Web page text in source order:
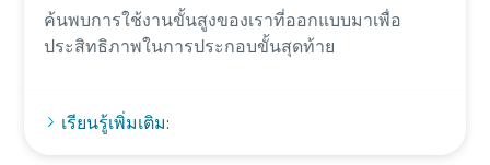
ค้นพบการใช้งานขั้นสูงของเราที่ออกแบบมาเพื่อ
ประสิทธิภาพในการประกอบขั้นสุดท้าย
เรียนรู้เพิ่มเติม: